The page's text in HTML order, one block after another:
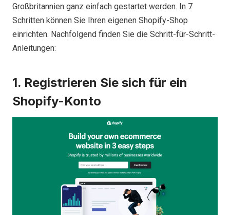
Großbritannien ganz einfach gestartet werden. In 7
Schritten können Sie Ihren eigenen Shopify-Shop
einrichten. Nachfolgend finden Sie die Schritt-für-Schritt-
Anleitungen:
1. Registrieren Sie sich für ein
Shopify-Konto